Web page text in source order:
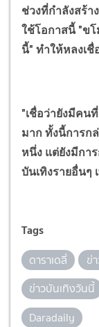
ช่วงที่กำลังสร้า
ใช้โอกาสนี้ "ขโ
นี้" ทำให้หลงเชื่
"เชื่อว่ายังมีคน
มาก ทั้งนี้การก
หนึ่ง แต่ยังมีกา
บันเทิงรายอื่นๆ
Tags
ดาราเดลี่ ข่
ข่าวบันเทิงวันนี้
Daradaily